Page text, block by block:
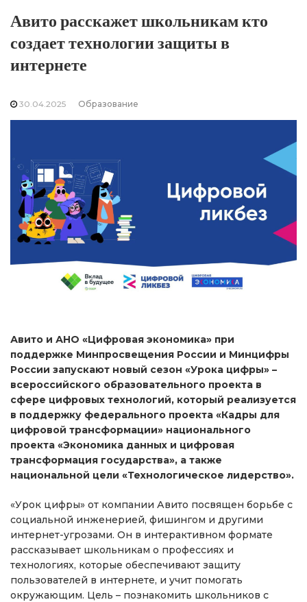
Авито расскажет школьникам кто
создает технологии защиты в
интернете
30.04.2025 Образование
Авито и АНО «Цифровая экономика» при
поддержке Минпросвещения России и Минцифры
России запускают новый сезон «Урока цифры» –
всероссийского образовательного проекта в
сфере цифровых технологий, который реализуется
в поддержку федерального проекта «Кадры для
цифровой трансформации» национального
проекта «Экономика данных и цифровая
трансформация государства», а также
национальной цели «Технологическое лидерство».
«Урок цифры» от компании Авито посвящен борьбе с
социальной инженерией, фишингом и другими
интернет-угрозами. Он в интерактивном формате
рассказывает школьникам о профессиях и
технологиях, которые обеспечивают защиту
пользователей в интернете, и учит помогать
окружающим. Цель – познакомить школьников с